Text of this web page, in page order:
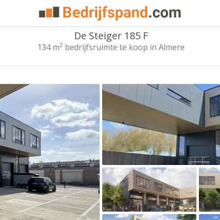
De Steiger 185 F
134 m2 bedrijfsruimte te koop in Almere